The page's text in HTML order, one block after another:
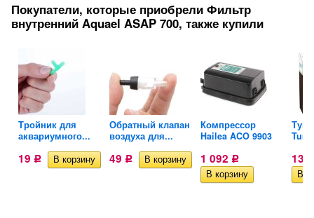
Покупатели, которые приобрели Фильтр
внутренний Aquael ASAP 700, также купили
Тройник для
аквариумного...
19 Р
Обратный клапан
воздуха для...
49 Р
Компрессор
Hailea ACO 9903
1 092 Р
Turt-
13